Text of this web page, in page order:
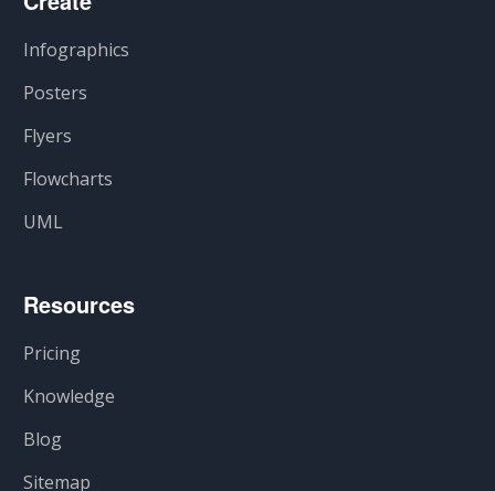
Infographics
Posters
Flyers
Flowcharts
UML
Resources
Pricing
Knowledge
Blog
Sitemap